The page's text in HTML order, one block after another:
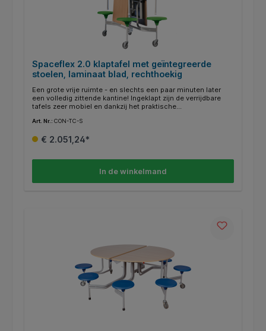
Spaceflex 2.0 klaptafel met geïntegreerde
stoelen, laminaat blad, rechthoekig
Een grote vrije ruimte - en slechts een paar minuten later
een volledig zittende kantine! Ingeklapt zijn de verrijdbare
tafels zeer mobiel en dankzij het praktische
transportvergrendeling maakt een veilige hantering mogelijk.
van de kamer. Als de tafels eenmaal zijn samengevouwen, is
onderhoudsvriendelijk en kan natuurlijk met een vochtige
doek worden afgeveegd. Het frame is altijd verkrijgbaar in
Art. Nr.: CON-TC-S
€ 2.051,24*
In de winkelmand